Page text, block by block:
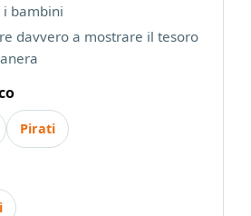
bambini
davvero a mostrare il tesoro
Pirati